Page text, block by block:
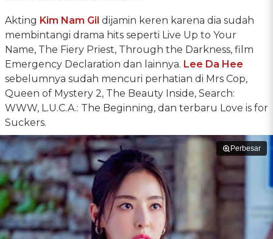
Akting Kim Nam Gil dijamin keren karena dia sudah
membintangi drama hits seperti Live Up to Your
Name, The Fiery Priest, Through the Darkness, film
Emergency Declaration dan lainnya. Lee Da Hee
sebelumnya sudah mencuri perhatian di Mrs Cop,
Queen of Mystery 2, The Beauty Inside, Search:
WWW, L.U.C.A.: The Beginning, dan terbaru Love is for
Suckers.
Perbesar